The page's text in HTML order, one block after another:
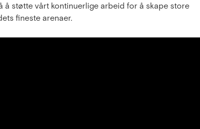
å støtte vårt kontinuerlige arbeid for å skape store
fineste arenaer.